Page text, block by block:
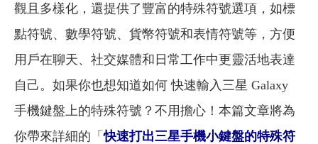
觀且多樣化，還提供了豐富的特殊符號選項，如標
點符號、數學符號、貨幣符號和表情符號等，方便
用戶在聊天、社交媒體和日常工作中更靈活地表達
自己。如果你也想知道如何 快速輸入三星 Galaxy
手機鍵盤上的特殊符號？不用擔心！本篇文章將為
你帶來詳細的 「快速打出三星手機小鍵盤的特殊符